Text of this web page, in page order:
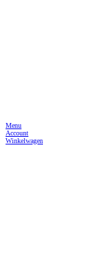
Menu
Account
Winkelwagen